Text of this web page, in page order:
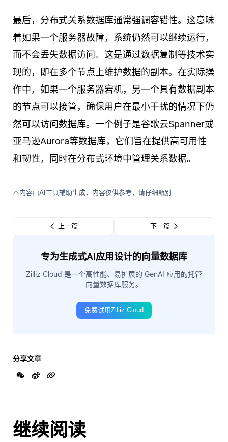
最后，分布式关系数据库通常强调容错性。这意味
着如果一个服务器故障，系统仍然可以继续运行，
而不会丢失数据访问。这是通过数据复制等技术实
现的，即在多个节点上维护数据的副本。在实际操
作中，如果一个服务器宕机，另一个具有数据副本
的节点可以接管，确保用户在最小干扰的情况下仍
然可以访问数据库。一个例子是谷歌云Spanner或
亚马逊Aurora等数据库，它们旨在提供高可用性
和韧性，同时在分布式环境中管理关系数据。
本内容由AI工具辅助生成，内容仅供参考，请仔细甄别
上一篇 下一篇
专为生成式AI应用设计的向量数据库
Zilliz Cloud 是一个高性能、易扩展的 GenAI 应用的托管
向量数据库服务。
免费试用Zilliz Cloud
分享文章
继续阅读